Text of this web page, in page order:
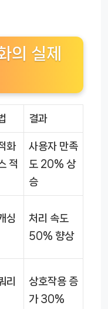
의 실제
결과
화
적
사용자 만족
도 20% 상
승
싱
처리 속도
50% 향상
리
상호작용 증
가 30%